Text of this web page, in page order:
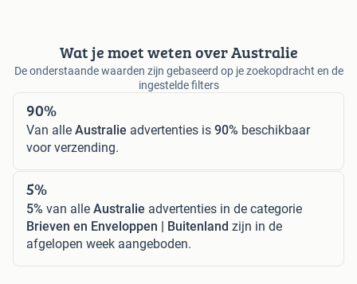
Wat je moet weten over Australie
De onderstaande waarden zijn gebaseerd op je zoekopdracht en de
ingestelde filters
90%
Van alle Australie advertenties is 90% beschikbaar
voor verzending.
5%
5% van alle Australie advertenties in de categorie
Brieven en Enveloppen | Buitenland zijn in de
afgelopen week aangeboden.